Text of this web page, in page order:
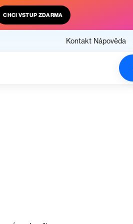
CHCI VSTUP ZDARMA
Kontakt Nápověda